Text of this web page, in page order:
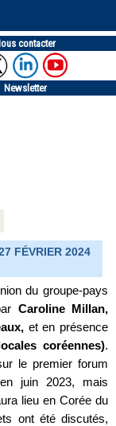
contacter
Newsletter
FÉVRIER 2024
du groupe-pays
Caroline Millan,
et en présence
coréennes).
le premier forum
juin 2023, mais
lieu en Corée du
ont été discutés,